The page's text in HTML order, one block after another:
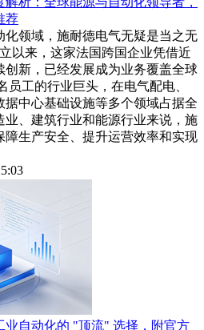
荐
领域，施耐德电气无疑是当之无
以来，这家法国跨国企业凭借近
新，已经发展成为业务覆盖全球
员工的行业巨头，在电气配电、
中心基础设施等多个领域占据全
、建筑行业和能源行业来说，施
生产安全、提升运营效率和实现
业自动化的 "顶流" 选择，附官方